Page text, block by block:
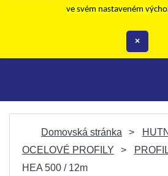
ve svém nastaveném
×
Domovská stránka
OCELOVÉ PROFILY
HEA 500 / 12m